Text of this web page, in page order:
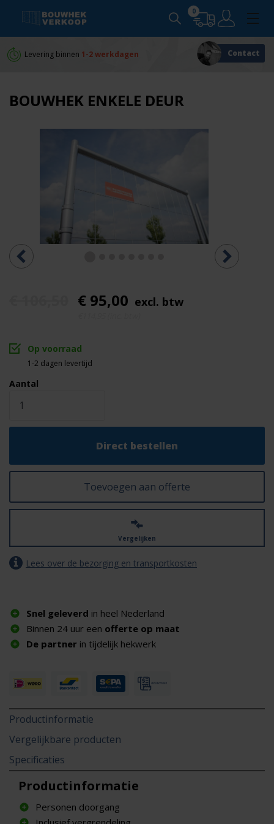
0
Levering binnen 1-2 werkdagen Persoonlijkadvies
Contact
BOUWHEK ENKELE DEUR
€ 95,00 excl. btw
Op voorraad
1-2 dagen levertijd
Aantal
Direct bestellen
Toevoegen aan offerte
Vergelijken
Lees over de bezorging en transportkosten
Snel geleverd in heel Nederland
Binnen 24 uur een offerte op maat
De partner in tijdelijk hekwerk
Productinformatie
Vergelijkbare producten
Specificaties
Productinformatie
Personen doorgang